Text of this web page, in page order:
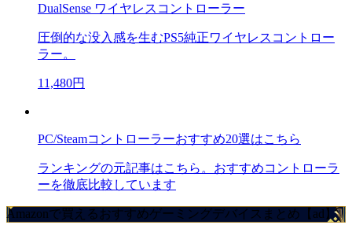
DualSense ワイヤレスコントローラー
圧倒的な没入感を生むPS5純正ワイヤレスコントロー
ラー。
11,480円
PC/Steamコントローラーおすすめ20選はこちら
ランキングの元記事はこちら。おすすめコントローラ
ーを徹底比較しています
Amazonで買えるおすすめゲーミングデバイスまとめ【ad】